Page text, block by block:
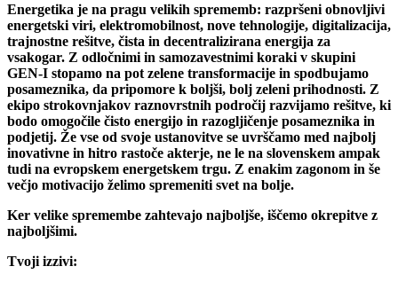
Energetika je na pragu velikih sprememb: razpršeni obnovljivi
energetski viri, elektromobilnost, nove tehnologije, digitalizacija,
trajnostne rešitve, čista in decentralizirana energija za
vsakogar. Z odločnimi in samozavestnimi koraki v skupini
GEN-I stopamo na pot zelene transformacije in spodbujamo
posameznika, da pripomore k boljši, bolj zeleni prihodnosti. Z
ekipo strokovnjakov raznovrstnih področij razvijamo rešitve, ki
bodo omogočile čisto energijo in razogljičenje posameznika in
podjetij. Že vse od svoje ustanovitve se uvrščamo med najbolj
inovativne in hitro rastoče akterje, ne le na slovenskem ampak
tudi na evropskem energetskem trgu. Z enakim zagonom in še
večjo motivacijo želimo spremeniti svet na bolje.
Ker velike spremembe zahtevajo najboljše, iščemo okrepitve z
najboljšimi.
Tvoji izzivi: